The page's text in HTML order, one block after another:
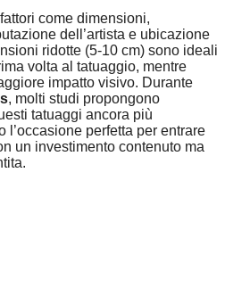
come dimensioni,
dell’artista e ubicazione
ridotte (5-10 cm) sono ideali
volta al tatuaggio, mentre
impatto visivo. Durante
, molti studi propongono
tatuaggi ancora più
l’occasione perfetta per entrare
un investimento contenuto ma